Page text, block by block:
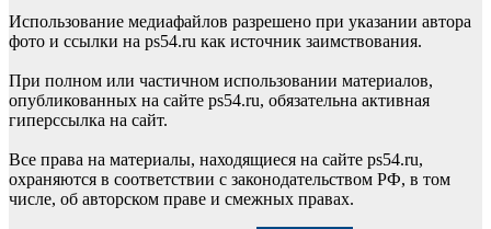
Использование медиафайлов разрешено при указании автора
фото и ссылки на ps54.ru как источник заимствования.
При полном или частичном использовании материалов,
опубликованных на сайте ps54.ru, обязательна активная
гиперссылка на сайт.
Все права на материалы, находящиеся на сайте ps54.ru,
охраняются в соответствии с законодательством РФ, в том
числе, об авторском праве и смежных правах.